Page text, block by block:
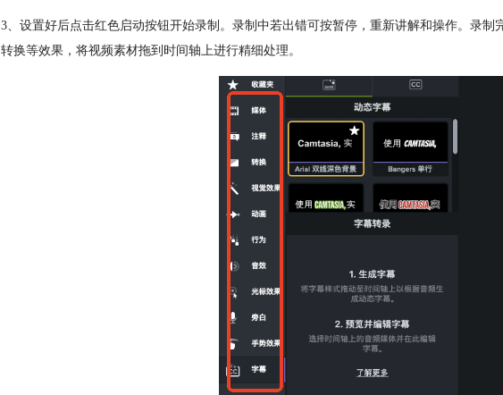
3、设置好后点击红色启动按钮开始录制。录制中若出错可按暂停，重新讲解和操作。录制
转换等效果，将视频素材拖到时间轴上进行精细处理。